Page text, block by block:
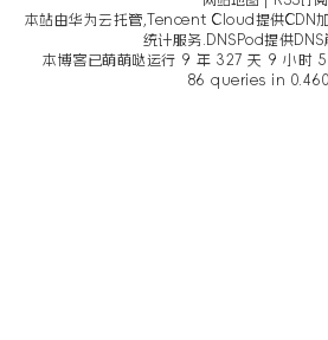
本站由华为云托管,Tencent Cloud提供CDN
统计服务.DNSPod提供DNS
本博客已萌萌哒运行 9 年 327 天 9 小
86 queries in